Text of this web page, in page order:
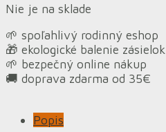
Nie je na sklade
🌱 spoľahlivý rodinný eshop
🎁 ekologické balenie zásielok
🌱 bezpečný online nákup
🚚 doprava zdarma od 35€
Popis